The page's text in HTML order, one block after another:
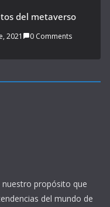
del metaverso
2021 0 Comments
nuestro propósito que
del mundo de